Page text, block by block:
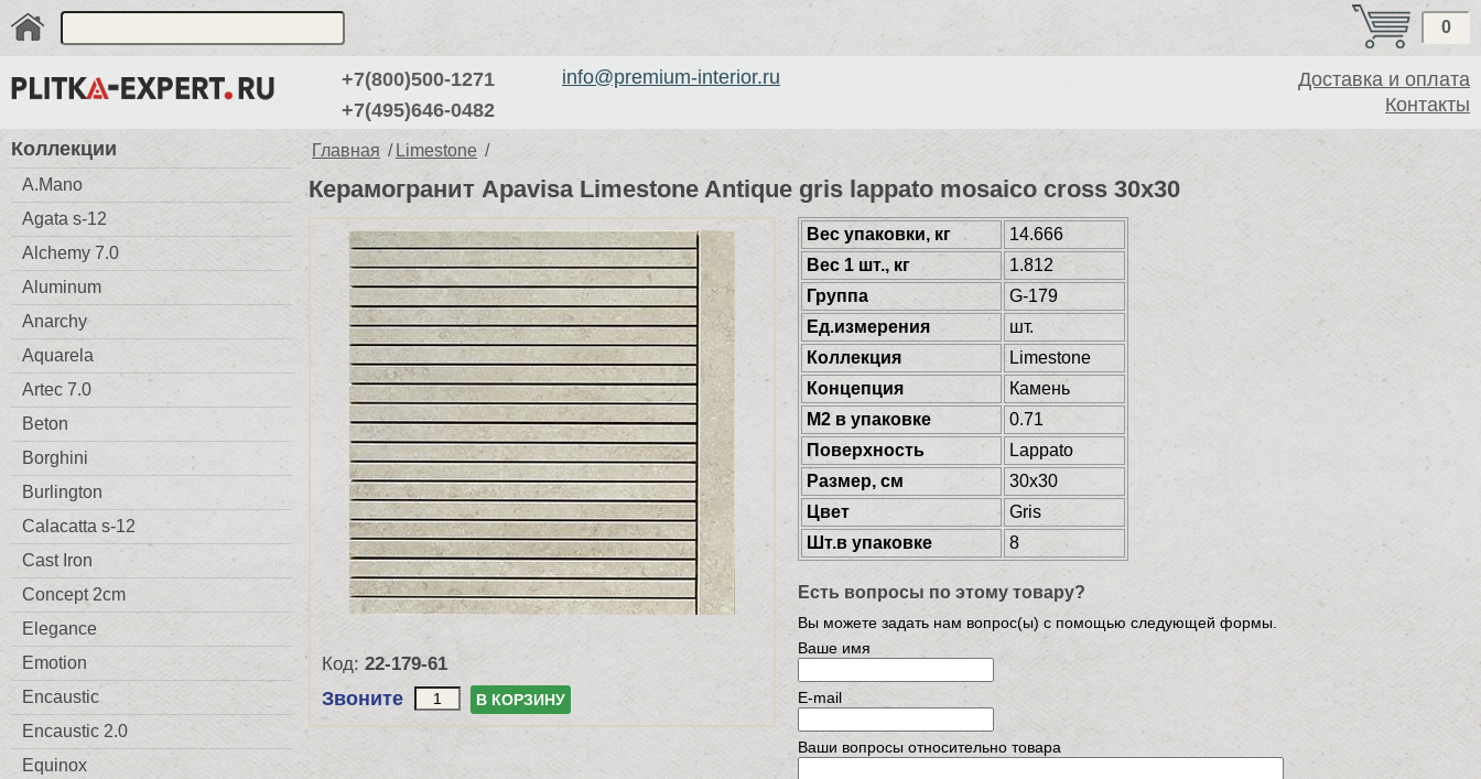
0
+7(800)500-1271
+7(495)646-0482
info@premium-interior.ru
Доставка и оплата
Контакты
Коллекции
A.Mano
Agata s-12
Alchemy 7.0
Aluminum
Anarchy
Aquarela
Artec 7.0
Beton
Borghini
Burlington
Calacatta s-12
Cast Iron
Concept 2cm
Elegance
Emotion
Encaustic
Encaustic 2.0
Equinox
Главная / Limestone /
Керамогранит Apavisa Limestone Antique gris lappato mosaico cross 30x30
Код: 22-179-61
Звоните В КОРЗИНУ
Веc упаковки, кг
14.666
Вес 1 шт., кг
1.812
Группа
G-179
Ед.измерения
шт.
Коллекция
Limestone
Концепция
Камень
М2 в упаковке
0.71
Поверхность
Lappato
Размер, см
30x30
Цвет
Gris
Шт.в упаковке
8
Есть вопросы по этому товару?
Вы можете задать нам вопрос(ы) с помощью следующей формы.
Ваше имя
E-mail
Ваши вопросы относительно товара